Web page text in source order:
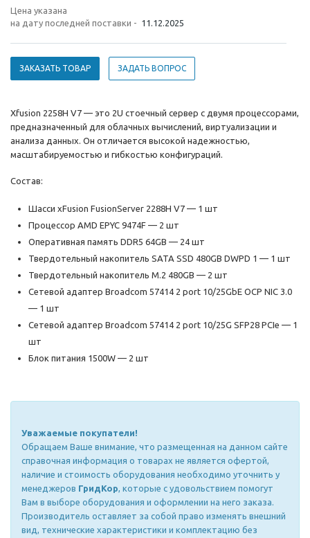
Цена указана
на дату последней поставки - 11.12.2025
ЗАКАЗАТЬ ТОВАР ЗАДАТЬ ВОПРОС
Xfusion 2258H V7 — это 2U стоечный сервер с двумя процессорами,
предназначенный для облачных вычислений, виртуализации и
анализа данных. Он отличается высокой надежностью,
масштабируемостью и гибкостью конфигураций.
Состав:
Шасси xFusion FusionServer 2288H V7 — 1 шт
Процессор AMD EPYC 9474F — 2 шт
Оперативная память DDR5 64GB — 24 шт
Твердотельный накопитель SATA SSD 480GB DWPD 1 — 1 шт
Твердотельный накопитель M.2 480GB — 2 шт
Сетевой адаптер Broadcom 57414 2 port 10/25GbE OCP NIC 3.0
— 1 шт
Сетевой адаптер Broadcom 57414 2 port 10/25G SFP28 PCIe — 1
шт
Блок питания 1500W — 2 шт
Уважаемые покупатели!
Обращаем Ваше внимание, что размещенная на данном сайте
справочная информация о товарах не является офертой,
наличие и стоимость оборудования необходимо уточнить у
менеджеров ГридКор, которые с удовольствием помогут
Вам в выборе оборудования и оформлении на него заказа.
Производитель оставляет за собой право изменять внешний
вид, технические характеристики и комплектацию без